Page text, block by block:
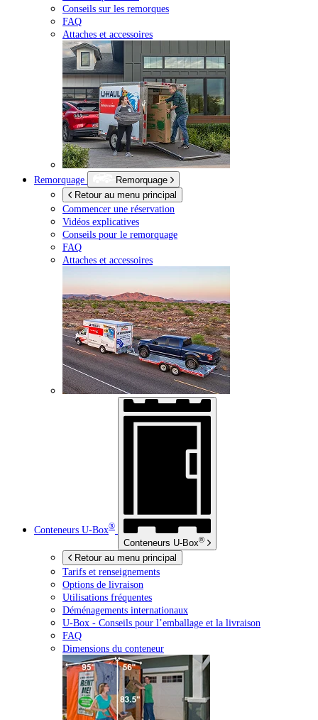
Conseils sur les remorques
FAQ
Attaches et accessoires
Remorquage
Remorquage
Retour au menu principal
Commencer une réservation
Vidéos explicatives
Conseils pour le remorquage
FAQ
Attaches et accessoires
Conteneurs U-Box®
Conteneurs U-Box®
Retour au menu principal
Tarifs et renseignements
Options de livraison
Utilisations fréquentes
Déménagements internationaux
U-Box - Conseils pour l’emballage et la livraison
FAQ
Dimensions du conteneur